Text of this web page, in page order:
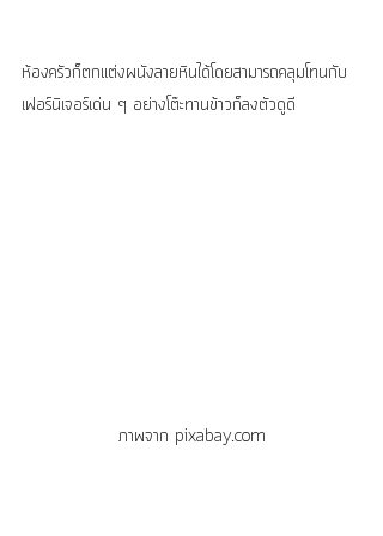
ห้องครัวก็ตกแต่งผนังลายหินได้โดยสามารถคลุมโทนกับ
เฟอร์นิเจอร์เด่น ๆ อย่างโต๊ะทานข้าวก็ลงตัวดูดี
ภาพจาก pixabay.com